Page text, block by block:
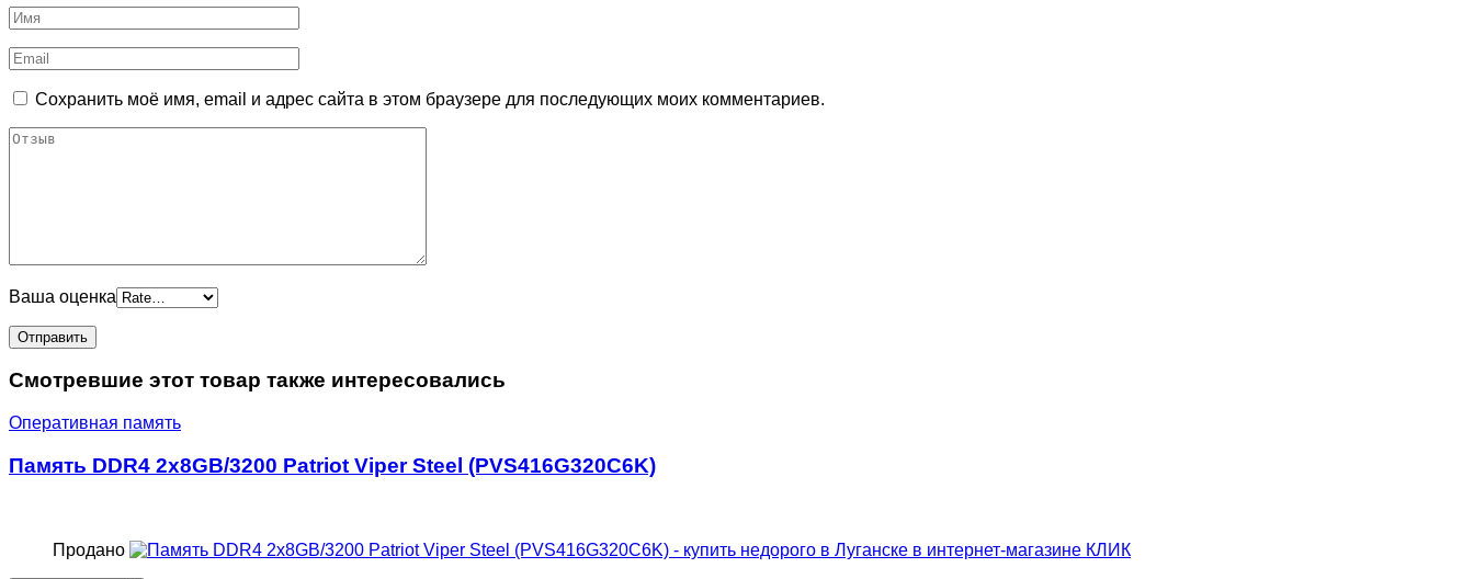
Сохранить моё имя, email и адрес сайта в этом браузере для последующих моих комментариев.
Ваша оценка
Смотревшие этот товар также интересовались
Оперативная память
Память DDR4 2x8GB/3200 Patriot Viper Steel (PVS416G320C6K)
Продано